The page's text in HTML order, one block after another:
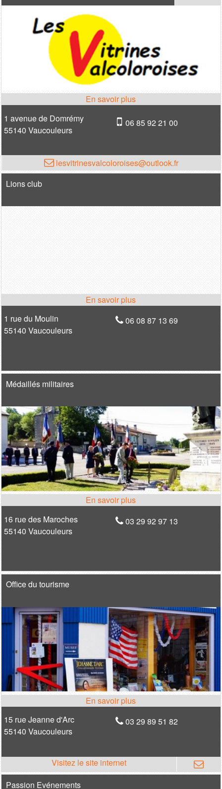
1 avenue de Domrémy
55140 Vaucouleurs
06 85 92 21 00
lesvitrinesvalcoloroises@outlook.fr
Lions club
1 rue du Moulin
55140 Vaucouleurs
06 08 87 13 69
Médaillés militaires
16 rue des Maroches
55140 Vaucouleurs
03 29 92 97 13
Office du tourisme
15 rue Jeanne d'Arc
55140 Vaucouleurs
03 29 89 51 82
Passion Evénements